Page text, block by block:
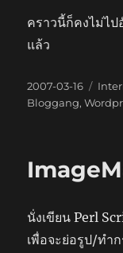
คราวนี้ก็คงไม่ไ
แล้ว
Posted
on
2007-03-16
Bloggang,
นั่งเขียน Perl
เพื่อจะย่อรูป/ทำ